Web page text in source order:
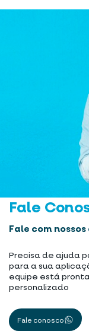
Fale
Fale com
Precisa de ajuda
para a sua
equipe está
personalizado
Fale conosco